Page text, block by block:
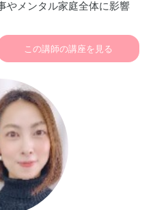
やメンタル家庭全体に影響
に良質な睡眠習慣を！
この講師の講座を見る